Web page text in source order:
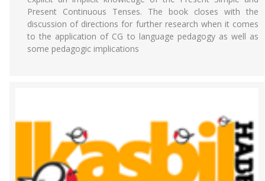
Present Continuous Tenses. The book closes with the
discussion of directions for further research when it comes
to the application of CG to language pedagogy as well as
some pedagogic implications